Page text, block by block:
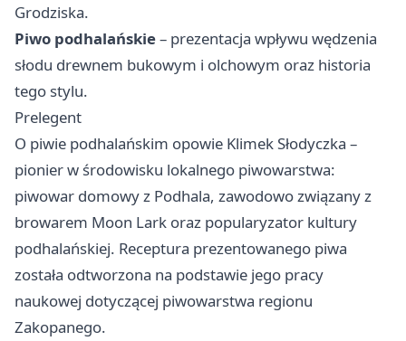
Grodziska.
Piwo podhalańskie– prezentacja wpływu wędzenia
słodu drewnem bukowym i olchowym oraz historia
tego stylu.
Prelegent
O piwie podhalańskim opowie Klimek Słodyczka –
pionier w środowisku lokalnego piwowarstwa:
piwowar domowy z Podhala, zawodowo związany z
browarem Moon Lark oraz popularyzator kultury
podhalańskiej. Receptura prezentowanego piwa
została odtworzona na podstawie jego pracy
naukowej dotyczącej piwowarstwa regionu
Zakopanego.